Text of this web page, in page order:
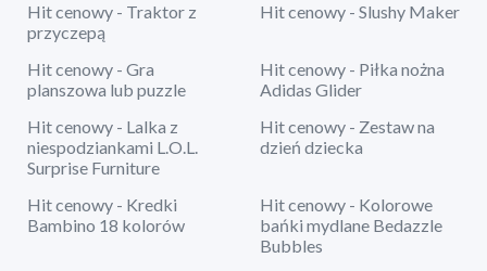
Hit cenowy - Traktor z
przyczepą
Hit cenowy - Slushy Maker
Hit cenowy - Gra
planszowa lub puzzle
Hit cenowy - Piłka nożna
Adidas Glider
Hit cenowy - Lalka z
niespodziankami L.O.L.
Surprise Furniture
Hit cenowy - Zestaw na
dzień dziecka
Hit cenowy - Kredki
Bambino 18 kolorów
Hit cenowy - Kolorowe
bańki mydlane Bedazzle
Bubbles